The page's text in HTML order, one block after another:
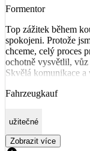
Formentor
Top zážitek během
spokojeni. Protože
chceme, celý proces
ochotně vysvětlil, vůz
Skvělá komunikace
Fahrzeugkauf
užitečné
Zobrazit více